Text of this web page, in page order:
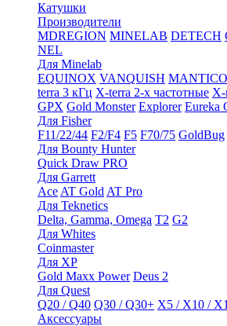
Катушки
Производители
MDREGION MINELAB DETECH
NEL
Для Minelab
EQUINOX VANQUISH
terra 3 кГц X-terra 2-х частотные X-
GPX Gold Monster Explorer Eureka
Для Fisher
F11/22/44 F2/F4 F5 F70/75 GoldBug
Для Bounty Hunter
Quick Draw PRO
Для Garrett
Ace AT Gold AT Pro
Для Teknetics
Delta, Gamma, Omega Т2 G2
Для Whites
Coinmaster
Для XP
Gold Maxx Power Deus 2
Для Quest
Q20 / Q40 Q30 / Q30+ X5 / X10 /
Аксессуары